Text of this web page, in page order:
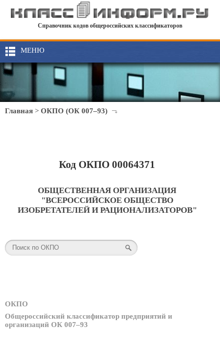
Справочник кодов общероссийских классификаторов
МЕНЮ
Главная > ОКПО (ОК 007–93)
Код ОКПО 00064371
ОБЩЕСТВЕННАЯ ОРГАНИЗАЦИЯ
"ВСЕРОССИЙСКОЕ ОБЩЕСТВО
ИЗОБРЕТАТЕЛЕЙ И РАЦИОНАЛИЗАТОРОВ"
ОКПО
Общероссийский классификатор предприятий и
организаций ОК 007–93